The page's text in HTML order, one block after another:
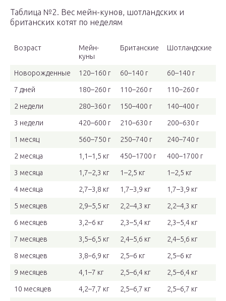
Таблица №2. Вес мейн-кунов, шотландских и
британских котят по неделям
Возраст
Мейн-
куны
Британские Шотландские
Новорожденные 120–160 г 60–140 г 60–140 г
7 дней 180–260 г 110–260 г 110–260 г
2 недели 280–360 г 150–400 г 140–400 г
3 недели 420–600 г 210–630 г 200–630 г
1 месяц 560–750 г 250–740 г 240–740 г
2 месяца 1,1–1,5 кг 450–1700 г 400–1700 г
3 месяца 1,7–2,3 кг 1–2,5 кг 1–2,5 кг
4 месяца 2,7–3,8 кг 1,7–3,9 кг 1,7–3,9 кг
5 месяцев 2,9–5,5 кг 2,2–4,3 кг 2,2–4,3 кг
6 месяцев 3,2–6 кг 2,3–5,4 кг 2,3–5,4 кг
7 месяцев 3,5–6,5 кг 2,4–5,6 кг 2,4–5,6 кг
8 месяцев 3,8–6,9 кг 2,5–6 кг 2,5–6 кг
9 месяцев 4,1–7 кг 2,5–6,4 кг 2,5–6,4 кг
10 месяцев 4,2–7,7 кг 2,5–6,7 кг 2,5–6,7 кг